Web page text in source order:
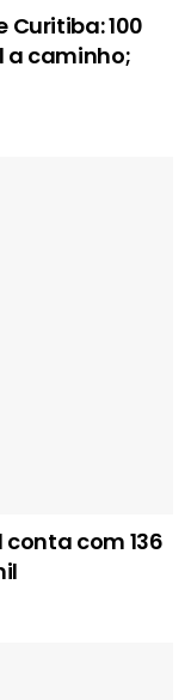
100
a caminho;
conta com 136